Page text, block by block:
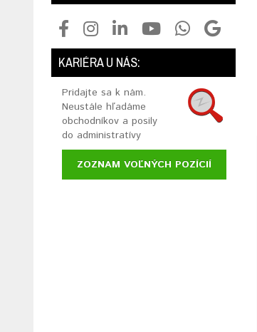
KARIÉRA U NÁS:
Pridajte sa k nám.
Neustále hľadáme
obchodníkov a posily
do administratívy
ZOZNAM VOĽNÝCH POZÍCIÍ